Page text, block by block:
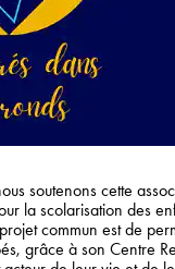
soutenons cette
la scolarisation des
commun est de
grâce à son Centre